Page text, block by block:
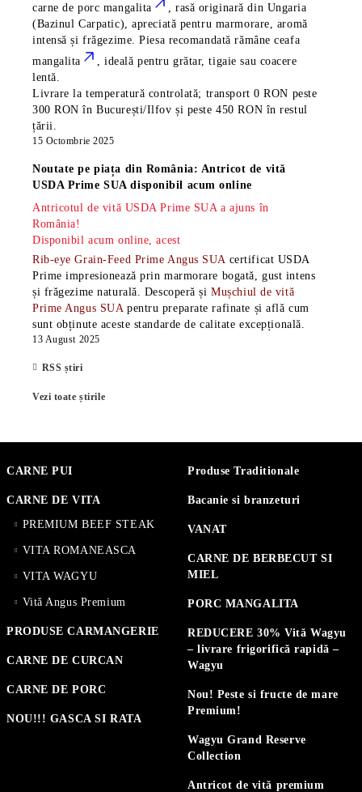
carne de porc mangalita
, rasă originară din Ungaria
(Bazinul Carpatic), apreciată pentru marmorare, aromă
intensă și frăgezime. Piesa recomandată rămâneceafa
mangalita
, ideală pentru grătar, tigaie sau coacere
lentă.
Livrare la temperatură controlată; transport 0 RON peste
300 RON în București/Ilfov și peste 450 RON în restul
țării.
15 Octombrie 2025
Noutate pe piața din România: Antricot de vită
USDA Prime SUA disponibil acum online
Antricotul de vită USDA Prime SUA a ajuns în
România!
Disponibil acum online, acest
Rib-eye Grain-Feed Prime Angus SUA certificat USDA
Prime impresionează prin marmorare bogată, gust intens
și frăgezime naturală. Descoperă șiMușchiul de vită
Prime Angus SUA pentru preparate rafinate și află cum
sunt obținute aceste standarde de calitate excepțională.
13 August 2025
RSS știri
Vezi toate știrile
CARNE PUI
CARNE DE VITA
PREMIUM BEEF STEAK
VITA ROMANEASCA
VITA WAGYU
Vită Angus Premium
PRODUSE CARMANGERIE
CARNE DE CURCAN
CARNE DE PORC
NOU!!! GASCA SI RATA
Produse Traditionale
Bacanie si branzeturi
VANAT
CARNE DE BERBECUT SI
MIEL
PORC MANGALITA
REDUCERE 30% Vită Wagyu
– livrare frigorifică rapidă –
Wagyu
Nou! Peste si fructe de mare
Premium!
Wagyu Grand Reserve
Collection
Antricot de vită premium